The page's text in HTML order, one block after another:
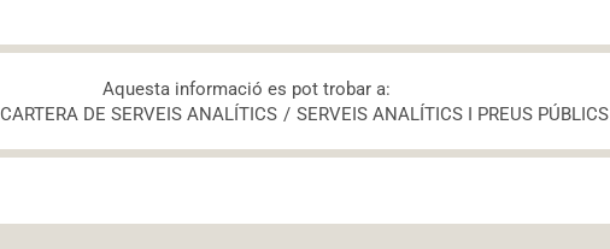
Aquesta informació es pot trobar a:
CARTERA DE SERVEIS ANALÍTICS SERVEIS ANALÍTICS I PREUS PÚBLICS